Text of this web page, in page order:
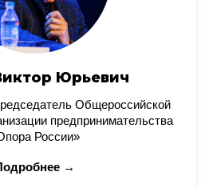
Юрьевич
Общероссийской
предпринимательства
России»
→